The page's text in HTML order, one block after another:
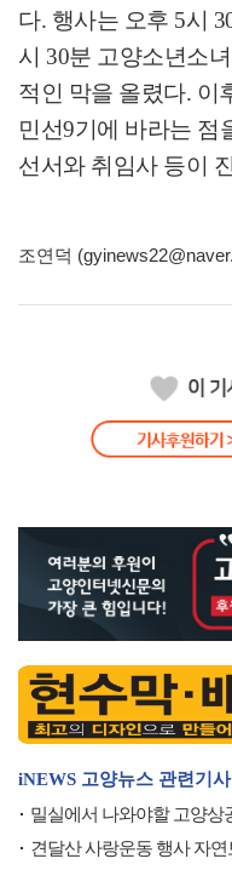
다. 행사는 오후 5시
시 30분 고양소년소
적인 막을 올렸다. 이
민선9기에 바라는 점
선서와 취임사 등이
조연덕
iNEWS 고양뉴스 관련기사
밀실에서 나와야할 고양상
견달산 사랑운동 행사 자연